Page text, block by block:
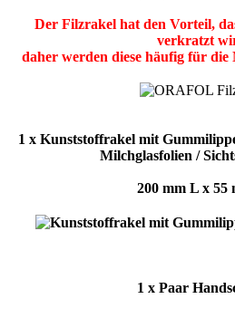
Der Filzrakel hat den Vorteil,
verkratzt
daher werden diese häufig für die
1 x Kunststoffrakel mit
Milchglasfolien /
200 mm L x 55
1 x Paar